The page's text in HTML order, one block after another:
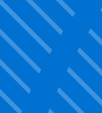
see content